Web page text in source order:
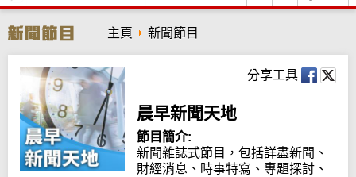
e
r
c
h
主頁 新聞節目
分享工具
晨早新聞天地
節目簡介:
新聞雜誌式節目，包括詳盡新聞、
財經消息、時事特寫、專題探討、